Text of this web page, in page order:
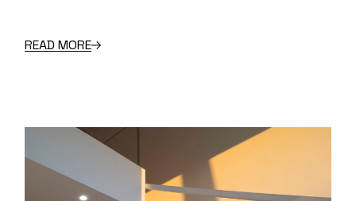
READ MORE